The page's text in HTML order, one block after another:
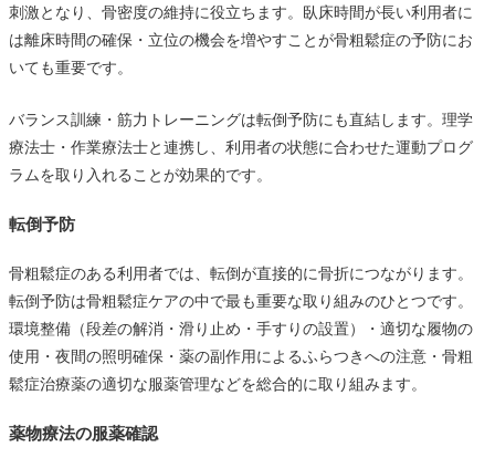
刺激となり、骨密度の維持に役立ちます。臥床時間が長い利用者に
は離床時間の確保・立位の機会を増やすことが骨粗鬆症の予防にお
いても重要です。
バランス訓練・筋力トレーニングは転倒予防にも直結します。理学
療法士・作業療法士と連携し、利用者の状態に合わせた運動プログ
ラムを取り入れることが効果的です。
転倒予防
骨粗鬆症のある利用者では、転倒が直接的に骨折につながります。
転倒予防は骨粗鬆症ケアの中で最も重要な取り組みのひとつです。
環境整備（段差の解消・滑り止め・手すりの設置）・適切な履物の
使用・夜間の照明確保・薬の副作用によるふらつきへの注意・骨粗
鬆症治療薬の適切な服薬管理などを総合的に取り組みます。
薬物療法の服薬確認